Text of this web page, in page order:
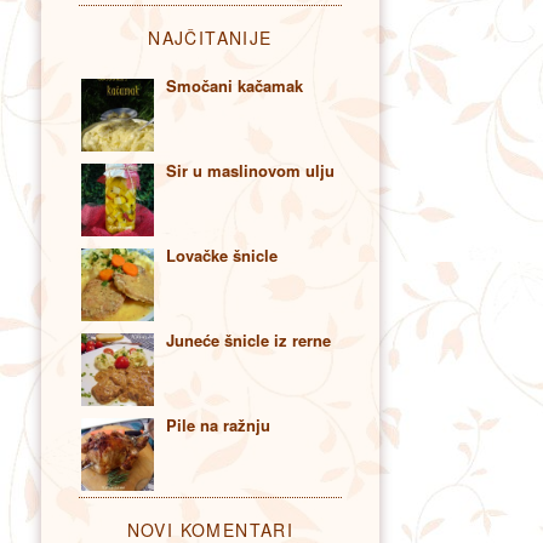
NAJČITANIJE
Smočani kačamak
Sir u maslinovom ulju
Lovačke šnicle
Juneće šnicle iz rerne
Pile na ražnju
NOVI KOMENTARI